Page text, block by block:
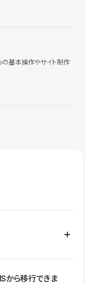
の基本操作やサイト制作
採用サイト、ブロ
から移行できま